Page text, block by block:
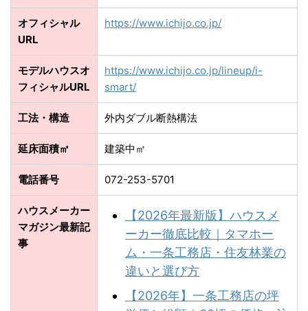
オフィシャル
URL
https://www.ichijo.co.jp/
モデルハウスオ
フィシャルURL
https://www.ichijo.co.jp/lineup/i-
smart/
工法・構造 外内ダブル断熱構法
延床面積㎡ 建築中㎡
電話番号 072-253-5701
ハウスメーカー
マガジン最新記
事
【2026年最新版】ハウスメ
ーカー徹底比較｜タマホー
ム・一条工務店・住友林業の
違いと選び方
【2026年】一条工務店の坪